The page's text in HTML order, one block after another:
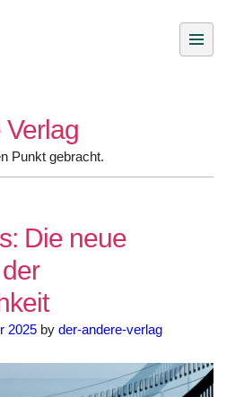
Verlag
Punkt gebracht.
Die neue
2025by der-andere-verlag